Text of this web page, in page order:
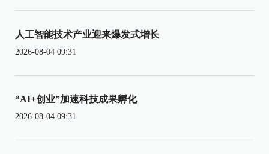
人工智能技术产业迎来爆发式增长
2026-08-04 09:31
“AI+创业”加速科技成果孵化
2026-08-04 09:31